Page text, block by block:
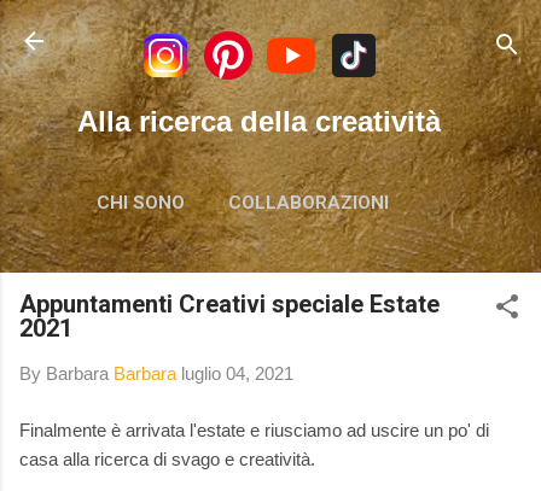
Passa ai contenuti principali
Alla ricerca della creatività
CHI SONO COLLABORAZIONI
Appuntamenti Creativi speciale Estate
2021
By Barbara Barbara luglio 04, 2021
Finalmente è arrivata l'estate e riusciamo ad uscire un po' di
casa alla ricerca di svago e creatività.